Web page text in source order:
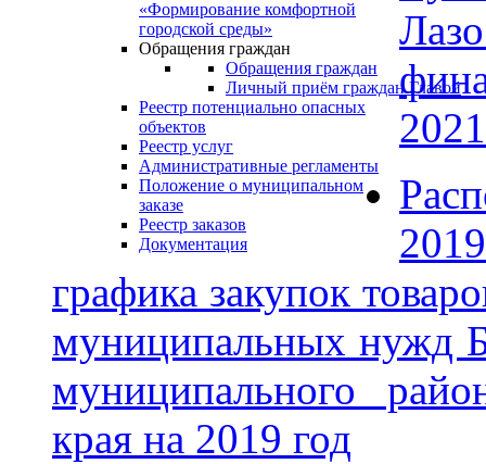
«Формирование комфортной
городской среды»
Обращения граждан
Обращения граждан
Личный приём граждан Главой
Реестр потенциально опасных
объектов
Реестр услуг
Административные регламенты
Положение о муниципальном
заказе
Реестр заказов
Документация
графика закупок
муниципальных нужд
муниципального
края на 2019 год